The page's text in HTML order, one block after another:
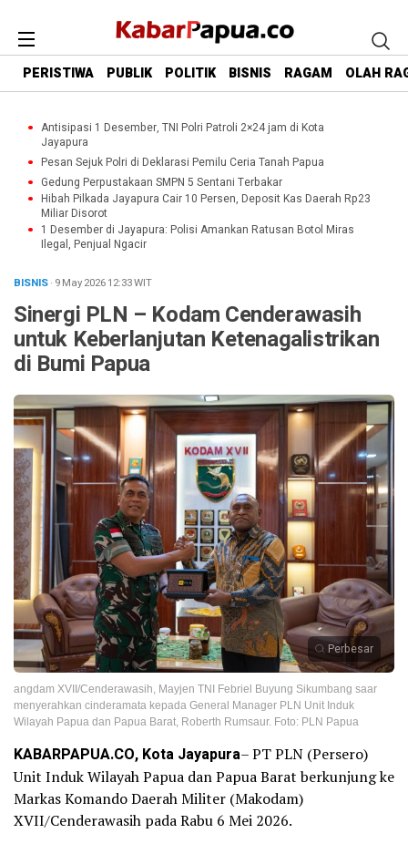
PERISTIWA PUBLIK POLITIK BISNIS RAGAM OLAH
Antisipasi 1 Desember, TNI Polri Patroli 2×24 jam di Kota
Jayapura
Pesan Sejuk Polri di Deklarasi Pemilu Ceria Tanah Papua
Gedung Perpustakaan SMPN 5 Sentani Terbakar
Hibah Pilkada Jayapura Cair 10 Persen, Deposit Kas Daerah Rp23
Miliar Disorot
1 Desember di Jayapura: Polisi Amankan Ratusan Botol Miras
Ilegal, Penjual Ngacir
BISNIS· 9 May 202612:33WIT
Sinergi PLN – Kodam Cenderawasih
untuk Keberlanjutan Ketenagalistrikan
di Bumi Papua
Perbesar
angdam XVII/Cenderawasih, Mayjen TNI Febriel Buyung Sikumbang saar
menyerahkan cinderamata kepada General Manager PLN Unit Induk
Wilayah Papua dan Papua Barat, Roberth Rumsaur. Foto: PLN Papua
KABARPAPUA.CO, Kota Jayapura– PT PLN (Persero)
Unit Induk Wilayah Papua dan Papua Barat berkunjung ke
Markas Komando Daerah Militer (Makodam)
XVII/Cenderawasih pada Rabu 6 Mei 2026.